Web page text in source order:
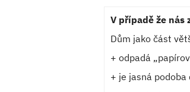
V případě že
Dům jako část
+ odpadá
+ je jasná